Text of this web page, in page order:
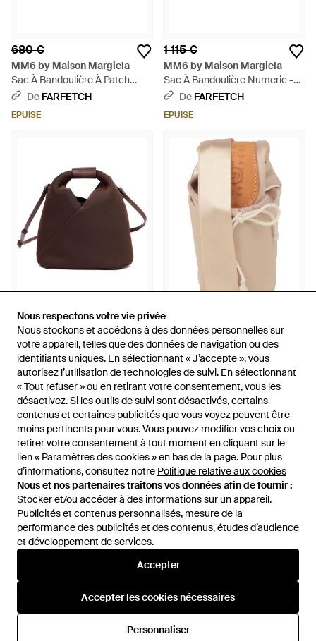
Nous respectons votre vie privée
Nous stockons et accédons à des données personnelles sur
votre appareil, telles que des données de navigation ou des
identifiants uniques. En sélectionnant « J’accepte », vous
autorisez l’utilisation de technologies de suivi. En sélectionnant
« Tout refuser » ou en retirant votre consentement, vous les
désactivez. Si les outils de suivi sont désactivés, certains
contenus et certaines publicités que vous voyez peuvent être
moins pertinents pour vous. Vous pouvez modifier vos choix ou
retirer votre consentement à tout moment en cliquant sur le
lien « Paramètres des cookies » en bas de la page. Pour plus
d’informations, consultez notre Politique relative aux cookies
Nous et nos partenaires traitons vos données afin de fournir :
Stocker et/ou accéder à des informations sur un appareil.
Publicités et contenus personnalisés, mesure de la
performance des publicités et des contenus, études d’audience
et développement de services.
Accepter
Accepter les cookies nécessaires
Personnaliser
Nous respectons votre vie privée
Nous stockons et accédons à des données personnelles sur
votre appareil, telles que des données de navigation ou des
identifiants uniques. En sélectionnant « J’accepte », vous
autorisez l’utilisation de technologies de suivi. En sélectionnant
« Tout refuser » ou en retirant votre consentement, vous les
désactivez. Si les outils de suivi sont désactivés, certains
contenus et certaines publicités que vous voyez peuvent être
moins pertinents pour vous. Vous pouvez modifier vos choix ou
retirer votre consentement à tout moment en cliquant sur le
lien « Paramètres des cookies » en bas de la page. Pour plus
d’informations, consultez notre Politique relative aux cookies
Nous et nos partenaires traitons vos données afin de fournir :
Stocker et/ou accéder à des informations sur un appareil.
Publicités et contenus personnalisés, mesure de la
performance des publicités et des contenus, études d’audience
et développement de services.
Accepter
Accepter les cookies nécessaires
Personnaliser
680 €
MM6 by Maison Margiela
Sac À Bandoulière À Patch
Logo - Noir
De FARFETCH
ÉPUISÉ
1 115 €
MM6 by Maison Margiela
Sac À Bandoulière Numeric -
BleuDe FARFETCH
ÉPUISÉ
320 €
MM6 by Maison Margiela
Sac À Bandoulière Japanese -
Marron
De FARFETCH
ÉPUISÉ
166 €
MM6 by Maison Margiela
Sacs Bandoulière - Neutre
De YOOX
International
Aide et infos